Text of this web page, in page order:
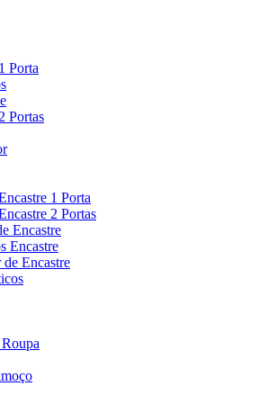
Porta
Portas
1 Porta
2 Portas
Encastre
Encastre
Encastre